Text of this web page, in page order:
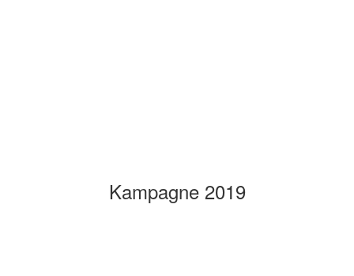
Kampagne 2019